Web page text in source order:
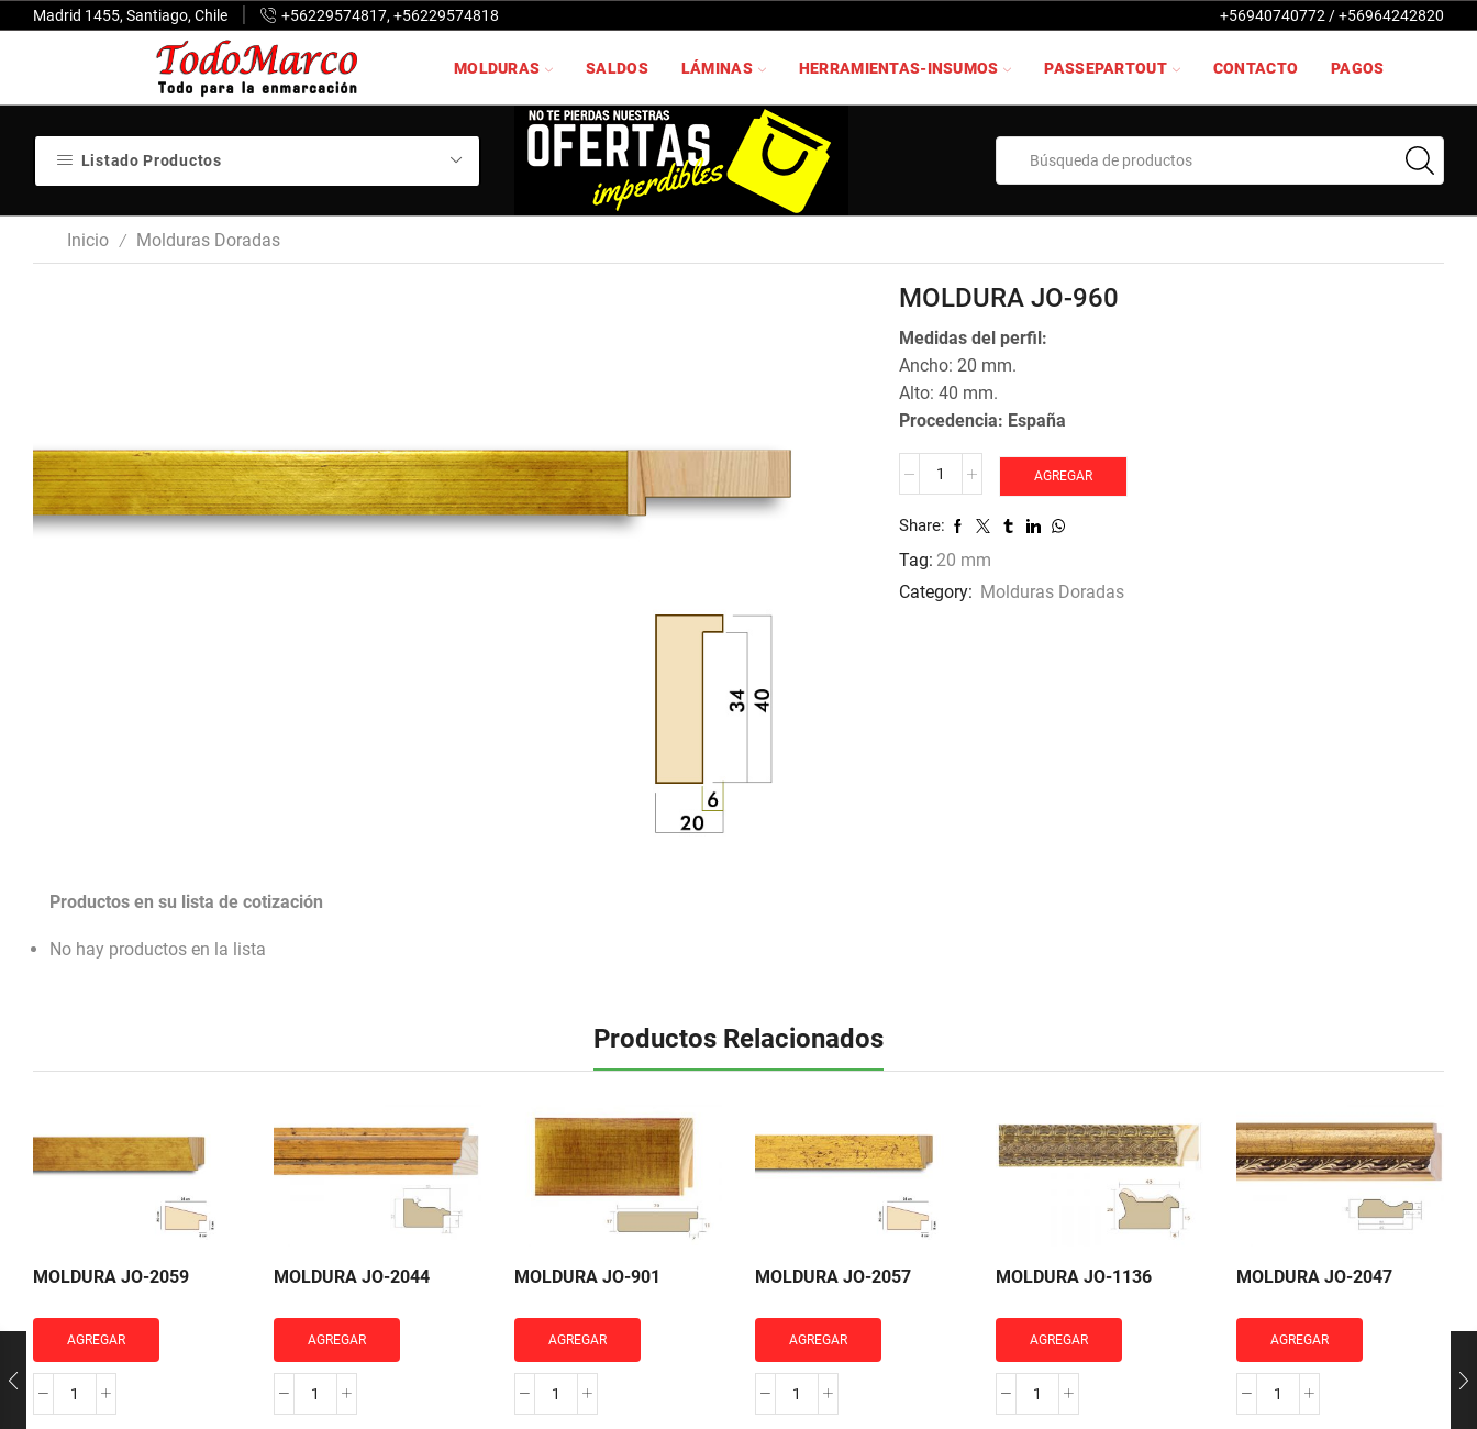
Madrid 1455, Santiago, Chile +56229574817, +56229574818 +56940740772 / +56964242820
MOLDURAS SALDOS LÁMINAS HERRAMIENTAS-INSUMOS PASSEPARTOUT CONTACTO PAGOS
Listado Productos
Inicio / Molduras Doradas
Productos en su lista de cotización
No hay productos en la lista
MOLDURA JO-960
Medidas del perfil:
Ancho: 20 mm.
Alto: 40 mm.
Procedencia: España
MOLDURA
cantidad
AGREGAR
Share:
Tag: 20 mm
Category: Molduras Doradas
Productos Relacionados
MOLDURA JO-2059
AGREGAR
MOLDURA
MOLDURA JO-2044
AGREGAR
MOLDURA
MOLDURA JO-901
AGREGAR
MOLDURA
MOLDURA JO-2057
AGREGAR
MOLDURA
MOLDURA JO-1136
AGREGAR
MOLDURA
MOLDURA JO-2047
AGREGAR
MOLDURA